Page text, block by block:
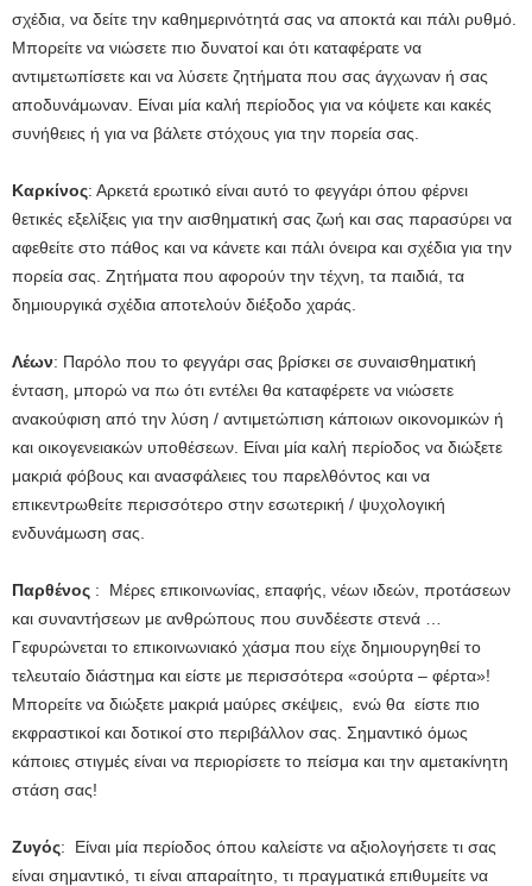
σχέδια, να δείτε την καθημερινότητά σας να αποκτά και πάλι ρυθμό.
Μπορείτε να νιώσετε πιο δυνατοί και ότι καταφέρατε να
αντιμετωπίσετε και να λύσετε ζητήματα που σας άγχωναν ή σας
αποδυνάμωναν. Είναι μία καλή περίοδος για να κόψετε και κακές
συνήθειες ή για να βάλετε στόχους για την πορεία σας.
Καρκίνος: Αρκετά ερωτικό είναι αυτό το φεγγάρι όπου φέρνει
θετικές εξελίξεις για την αισθηματική σας ζωή και σας παρασύρει να
αφεθείτε στο πάθος και να κάνετε και πάλι όνειρα και σχέδια για την
πορεία σας. Ζητήματα που αφορούν την τέχνη, τα παιδιά, τα
δημιουργικά σχέδια αποτελούν διέξοδο χαράς.
Λέων: Παρόλο που το φεγγάρι σας βρίσκει σε συναισθηματική
ένταση, μπορώ να πω ότι εντέλει θα καταφέρετε να νιώσετε
ανακούφιση από την λύση / αντιμετώπιση κάποιων οικονομικών ή
και οικογενειακών υποθέσεων. Είναι μία καλή περίοδος να διώξετε
μακριά φόβους και ανασφάλειες του παρελθόντος και να
επικεντρωθείτε περισσότερο στην εσωτερική / ψυχολογική
ενδυνάμωση σας.
Παρθένος : Μέρες επικοινωνίας, επαφής, νέων ιδεών, προτάσεων
και συναντήσεων με ανθρώπους που συνδέεστε στενά …
Γεφυρώνεται το επικοινωνιακό χάσμα που είχε δημιουργηθεί το
τελευταίο διάστημα και είστε με περισσότερα «σούρτα – φέρτα»!
Μπορείτε να διώξετε μακριά μαύρες σκέψεις, ενώ θα είστε πιο
εκφραστικοί και δοτικοί στο περιβάλλον σας. Σημαντικό όμως
κάποιες στιγμές είναι να περιορίσετε το πείσμα και την αμετακίνητη
στάση σας!
Ζυγός: Είναι μία περίοδος όπου καλείστε να αξιολογήσετε τι σας
είναι σημαντικό, τι είναι απαραίτητο, τι πραγματικά επιθυμείτε να